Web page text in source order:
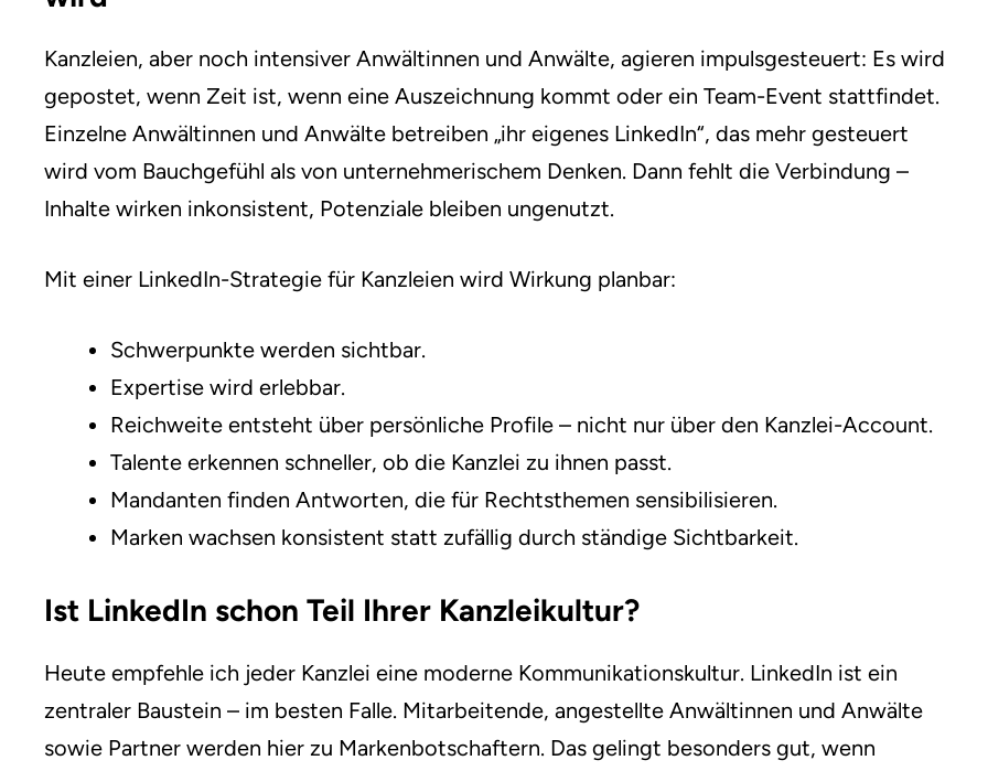
Kanzleien, aber noch intensiver Anwältinnen und Anwälte, agieren impulsgesteuert: Es wird
gepostet, wenn Zeit ist, wenn eine Auszeichnung kommt oder ein Team-Event stattfindet.
Einzelne Anwältinnen und Anwälte betreiben „ihr eigenes LinkedIn“, das mehr gesteuert
wird vom Bauchgefühl als von unternehmerischem Denken. Dann fehlt die Verbindung –
Inhalte wirken inkonsistent, Potenziale bleiben ungenutzt.
Mit einer LinkedIn-Strategie für Kanzleien wird Wirkung planbar:
Schwerpunkte werden sichtbar.
Expertise wird erlebbar.
Reichweite entsteht über persönliche Profile – nicht nur über den Kanzlei-Account.
Talente erkennen schneller, ob die Kanzlei zu ihnen passt.
Mandanten finden Antworten, die für Rechtsthemen sensibilisieren.
Marken wachsen konsistent statt zufällig durch ständige Sichtbarkeit.
Ist LinkedIn schon Teil Ihrer Kanzleikultur?
Heute empfehle ich jeder Kanzlei eine moderne Kommunikationskultur. LinkedIn ist ein
zentraler Baustein – im besten Falle. Mitarbeitende, angestellte Anwältinnen und Anwälte
sowie Partner werden hier zu Markenbotschaftern. Das gelingt besonders gut, wenn